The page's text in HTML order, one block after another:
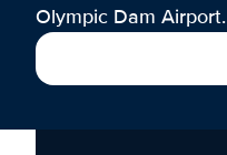
Olympic Dam Airport.